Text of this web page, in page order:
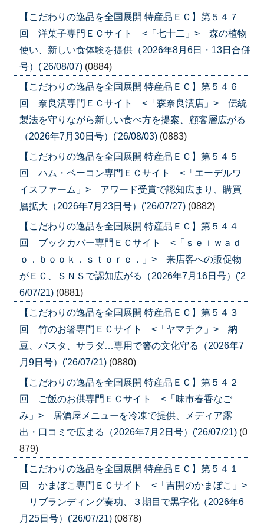
【こだわりの逸品を全国展開 特産品ＥＣ】第５４７
回 洋菓子専門ＥＣサイト <「七十二」> 森の植物
使い、新しい食体験を提供（2026年8月6日・13日合併
号）('26/08/07) (0884)
【こだわりの逸品を全国展開 特産品ＥＣ】第５４６
回 奈良漬専門ＥＣサイト <「森奈良漬店」> 伝統
製法を守りながら新しい食べ方を提案、顧客層広がる
（2026年7月30日号）('26/08/03) (0883)
【こだわりの逸品を全国展開 特産品ＥＣ】第５４５
回 ハム・ベーコン専門ＥＣサイト <「エーデルワ
イスファーム」> アワード受賞で認知広まり、購買
層拡大（2026年7月23日号）('26/07/27) (0882)
【こだわりの逸品を全国展開 特産品ＥＣ】第５４４
回 ブックカバー専門ＥＣサイト <「ｓｅｉｗａｄ
ｏ．ｂｏｏｋ．ｓｔｏｒｅ．」> 来店客への販促物
がＥＣ、ＳＮＳで認知広がる（2026年7月16日号）('2
6/07/21) (0881)
【こだわりの逸品を全国展開 特産品ＥＣ】第５４３
回 竹のお箸専門ＥＣサイト <「ヤマチク」> 納
豆、パスタ、サラダ…専用で箸の文化守る（2026年7
月9日号）('26/07/21) (0880)
【こだわりの逸品を全国展開 特産品ＥＣ】第５４２
回 ご飯のお供専門ＥＣサイト <「味市春香なご
み」> 居酒屋メニューを冷凍で提供、メディア露
出・口コミで広まる（2026年7月2日号）('26/07/21) (0
879)
【こだわりの逸品を全国展開 特産品ＥＣ】第５４１
回 かまぼこ専門ＥＣサイト <「吉開のかまぼこ」>
リブランディング奏功、３期目で黒字化（2026年6
月25日号）('26/07/21) (0878)